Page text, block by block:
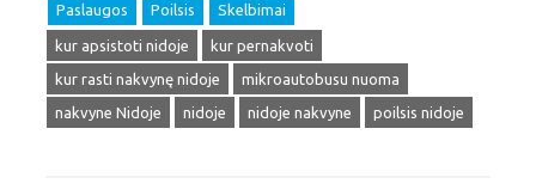
Paslaugos Poilsis Skelbimai
kur apsistoti nidoje
kur pernakvoti
kur rasti nakvynę nidoje
mikroautobusu nuoma
nakvyne Nidoje
nidoje nidoje nakvyne poilsis nidoje